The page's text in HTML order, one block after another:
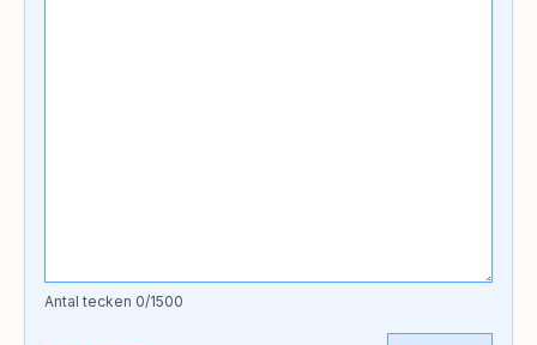
Antal tecken 0/1500